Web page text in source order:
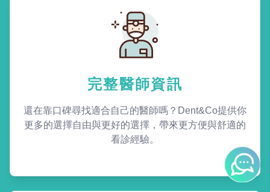
完整醫師資訊
還在靠口碑尋找適合自己的醫師嗎？Dent&Co提供你
更多的選擇自由與更好的選擇，帶來更方便與舒適的
看診經驗。